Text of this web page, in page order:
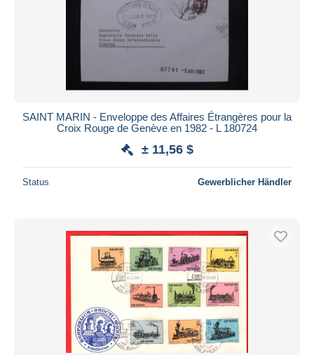
SAINT MARIN - Enveloppe des Affaires Étrangères pour la
Croix Rouge de Genève en 1982 - L 180724
± 11,56 $
Status Gewerblicher Händler